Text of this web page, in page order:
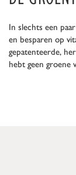
In slechts een
en besparen op
gepatenteerde,
hebt geen groene